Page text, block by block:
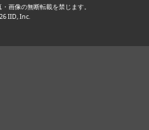
画像の無断転載を禁じます。
IID, Inc.